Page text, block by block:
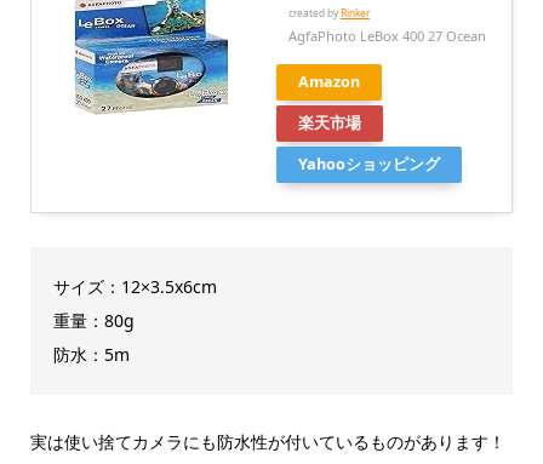
created by Rinker
AgfaPhoto LeBox 400 27 Ocean
Amazon
楽天市場
Yahooショッピング
サイズ：12×3.5x6cm
重量：80g
防水：5m
実は使い捨てカメラにも防水性が付いているものがあります！